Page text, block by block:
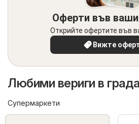
Оферти във
Открийте офертите във
Вижте
Любими вериги в
Супермаркети